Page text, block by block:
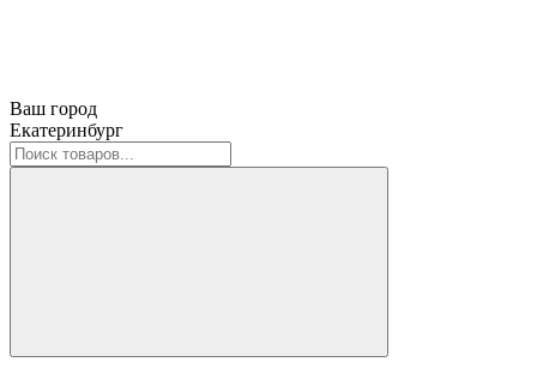
Ваш город
Екатеринбург